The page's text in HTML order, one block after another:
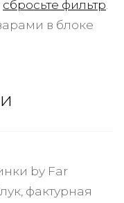
сбросьте фильтр
в блоке
by Far
фактурная